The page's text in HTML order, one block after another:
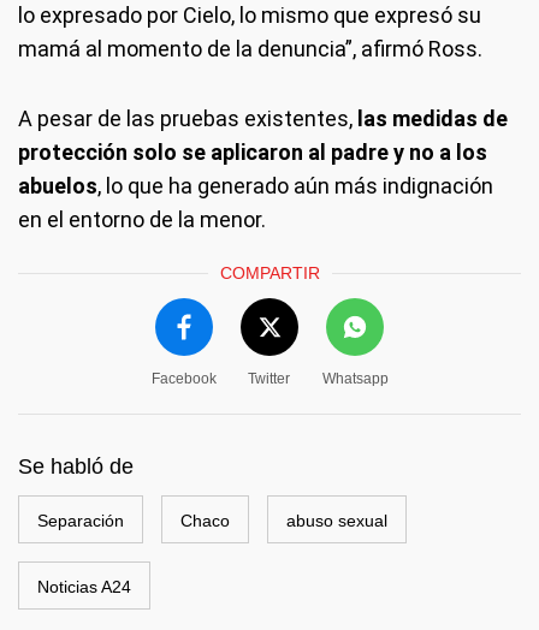
lo expresado por Cielo, lo mismo que expresó su
mamá al momento de la denuncia”, afirmó Ross.
A pesar de las pruebas existentes, las medidas de
protección solo se aplicaron al padre y no a los
abuelos, lo que ha generado aún más indignación
en el entorno de la menor.
COMPARTIR
Facebook Twitter Whatsapp
Se habló de
Separación Chaco abuso sexual
Noticias A24